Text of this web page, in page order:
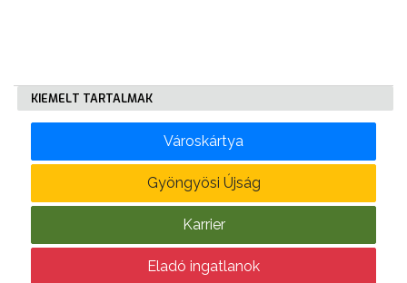
BEJELENTŐ
KIEMELT TARTALMAK
Városkártya
Gyöngyösi Újság
Karrier
Eladó ingatlanok